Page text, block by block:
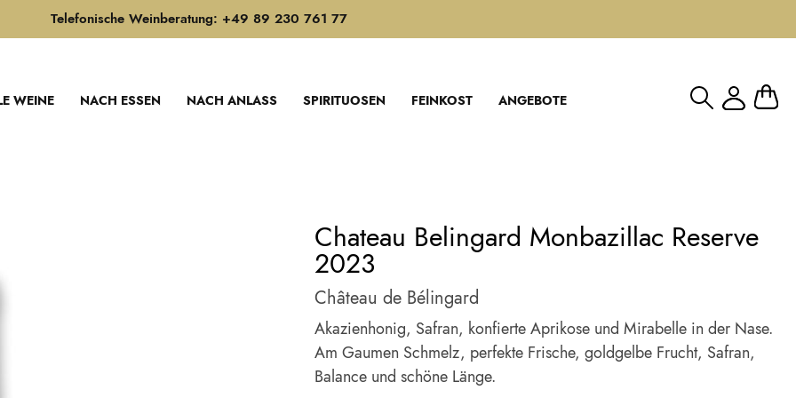
Telefonische Weinberatung: +49 89 230 761 77
WEINE NACH ESSEN NACH ANLASS SPIRITUOSEN FEINKOST ANGEBOTE
Mein
Chateau Belingard Monbazillac Reserve
2023
Château de Bélingard
Akazienhonig, Safran, konfierte Aprikose und Mirabelle in der Nase.
Am Gaumen Schmelz, perfekte Frische, goldgelbe Frucht, Safran,
Balance und schöne Länge.